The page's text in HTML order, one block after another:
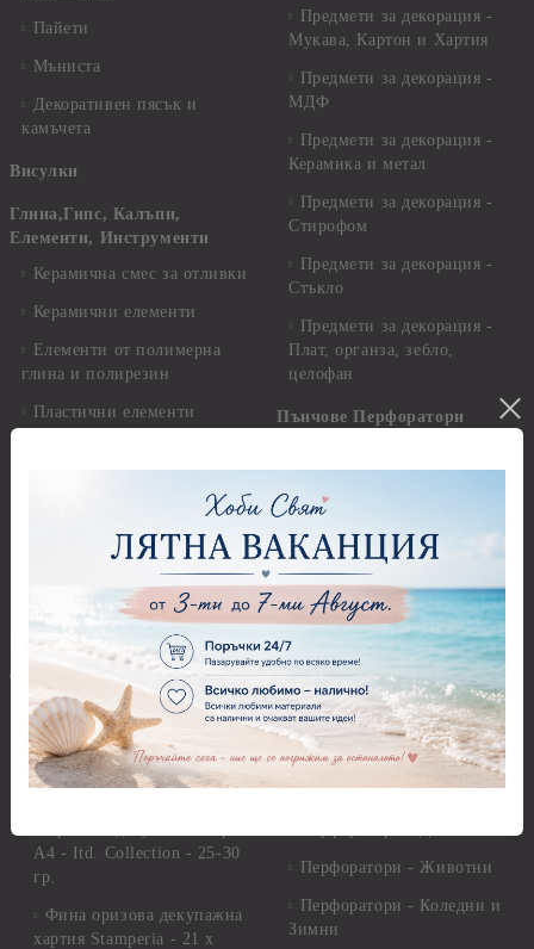
Пайети
Мъниста
Декоративен пясък и
камъчета
Висулки
Глина,Гипс, Калъпи,
Елементи, Инструменти
Керамична смес за отливки
Керамични елементи
Елементи от полимерна
глина и полирезин
Пластични елементи
Самосъхнеща глина
Полимерна Глина
Приложни техники и
Декупаж
Декупажна хартия
Оризова декупажна
хартия А4 - Alchemy of Art -
25-30 гр.
А4 - Itd. Collection - 25-30
гр.
Фина оризова декупажна
хартия Stamperia - 21 х
Предмети за декорация -
Мукава, Картон и Хартия
Предмети за декорация -
МДФ
Предмети за декорация -
Керамика и метал
Предмети за декорация -
Стирофом
Предмети за декорация -
Стъкло
Предмети за декорация -
Плат, органза, зебло,
целофан
Пънчове Перфоратори
Перфоратори над 2,50 см
Бордюрни пънчове
Ъглови перфоратори
Перфоратори Основни
Фигури - кръгове, овали
Перфоратори - Сърца и
Перфоратори - Цветя, листа
и клонки
Перфоратори - Животни
Перфоратори - Коледни и
Зимни